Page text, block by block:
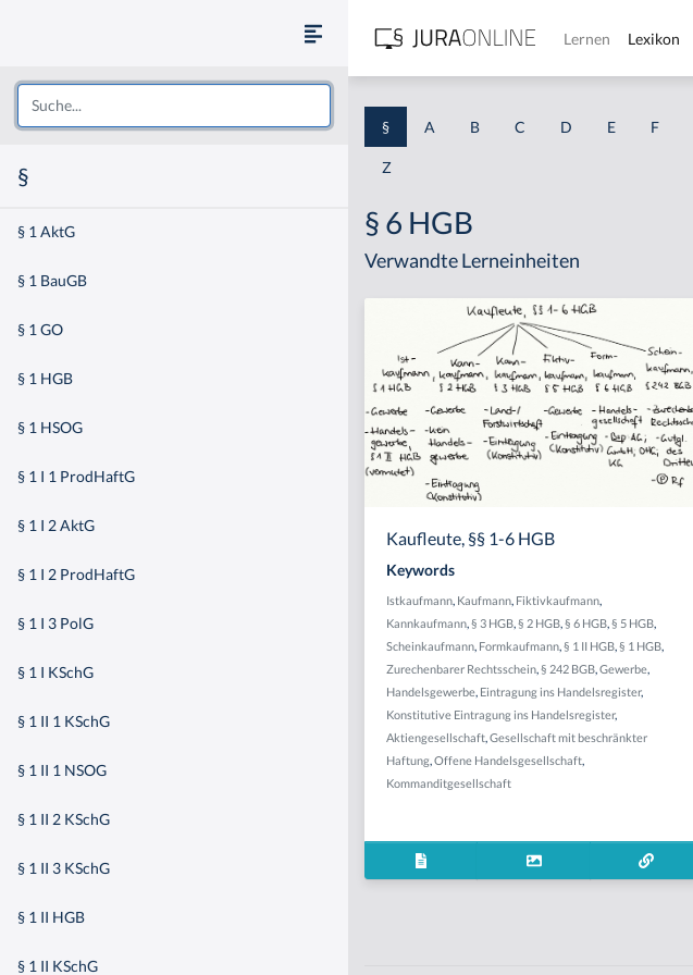
§
§ 1 AktG
§ 1 BauGB
§ 1 GO
§ 1 HGB
§ 1 HSOG
§ 1 I 1 ProdHaftG
§ 1 I 2 AktG
§ 1 I 2 ProdHaftG
§ 1 I 3 PolG
§ 1 I KSchG
§ 1 II 1 KSchG
§ 1 II 1 NSOG
§ 1 II 2 KSchG
§ 1 II 3 KSchG
§ 1 II HGB
§ 1 II KSchG
Lernen Lexikon
§ A B C D E F
Z
§ 6 HGB
Verwandte Lerneinheiten
Kaufleute, §§ 1-6 HGB
Keywords
Istkaufmann, Kaufmann, Fiktivkaufmann,
Kannkaufmann,§ 3 HGB,§ 2 HGB,§ 6 HGB,§ 5 HGB,
Scheinkaufmann, Formkaufmann,§ 1 II HGB,§ 1 HGB,
Zurechenbarer Rechtsschein,§ 242 BGB,Gewerbe,
Handelsgewerbe, Eintragung ins Handelsregister,
Konstitutive Eintragung ins Handelsregister,
Aktiengesellschaft,Gesellschaft mit beschränkter
Haftung,Offene Handelsgesellschaft,
Kommanditgesellschaft